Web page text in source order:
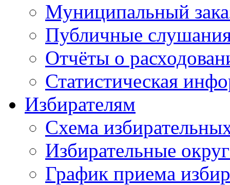
Муниципальный
Публичные
Отчёты о
Статистическая
Избирателям
Схема
Избирательные
График приема